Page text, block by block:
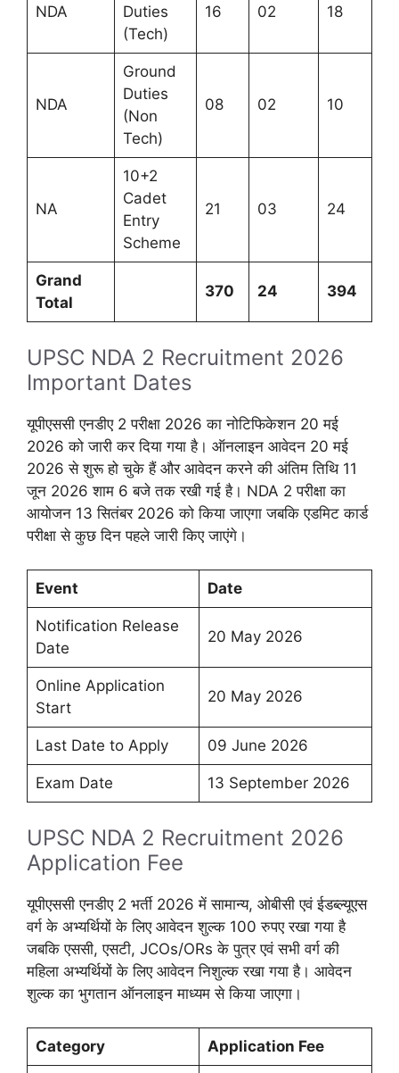
NDA
Duties
(Tech)
16 02 18
NDA
Ground
Duties
(Non
Tech)
08 02 10
NA
10+2
Cadet
Entry
Scheme
21 03 24
Grand
Total
370 24 394
UPSC NDA 2 Recruitment 2026
Important Dates
यूपीएससी एनडीए 2 परीक्षा 2026 का नोटिफिकेशन 20 मई
2026 को जारी कर दिया गया है। ऑनलाइन आवेदन 20 मई
2026 से शुरू हो चुके हैं और आवेदन करने की अंतिम तिथि 11
जून 2026 शाम 6 बजे तक रखी गई है। NDA 2 परीक्षा का
आयोजन 13 सितंबर 2026 को किया जाएगा जबकि एडमिट कार्ड
परीक्षा से कुछ दिन पहले जारी किए जाएंगे।
Event Date
Notification Release
Date
20 May 2026
Online Application
Start
20 May 2026
Last Date to Apply 09 June 2026
Exam Date 13 September 2026
UPSC NDA 2 Recruitment 2026
Application Fee
यूपीएससी एनडीए 2 भर्ती 2026 में सामान्य, ओबीसी एवं ईडब्ल्यूएस
वर्ग के अभ्यर्थियों के लिए आवेदन शुल्क 100 रुपए रखा गया है
जबकि एससी, एसटी, JCOs/ORs के पुत्र एवं सभी वर्ग की
महिला अभ्यर्थियों के लिए आवेदन निशुल्क रखा गया है। आवेदन
शुल्क का भुगतान ऑनलाइन माध्यम से किया जाएगा।
Category Application Fee